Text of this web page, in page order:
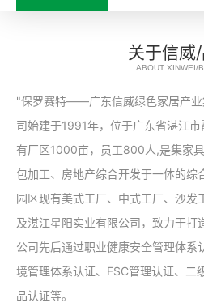
关于信威
ABOUT XINWEI/
"保罗赛特——广东信威绿色家居产业
司始建于1991年，位于广东省湛江
有厂区1000亩，员工800人,是集家
包加工、房地产综合开发于一体的综
园区现有美式工厂、中式工厂、沙发
及湛江星阳实业有限公司，致力于打
公司先后通过职业健康安全管理体系
境管理体系认证、FSC管理认证、二
品认证等。